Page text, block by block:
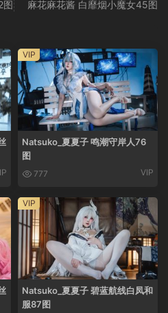
图 麻花麻花酱 白靡烟小魔女45图
Natsuko_夏夏子 鸣潮守岸人76
图
777 VIP
VIP
Natsuko_夏夏子 碧蓝航线白凤和
服87图
VIP